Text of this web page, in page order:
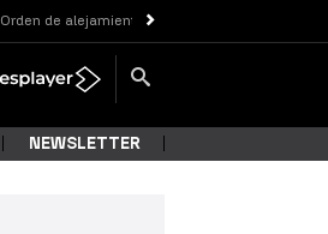
Orden de alejamiento
NEWSLETTER